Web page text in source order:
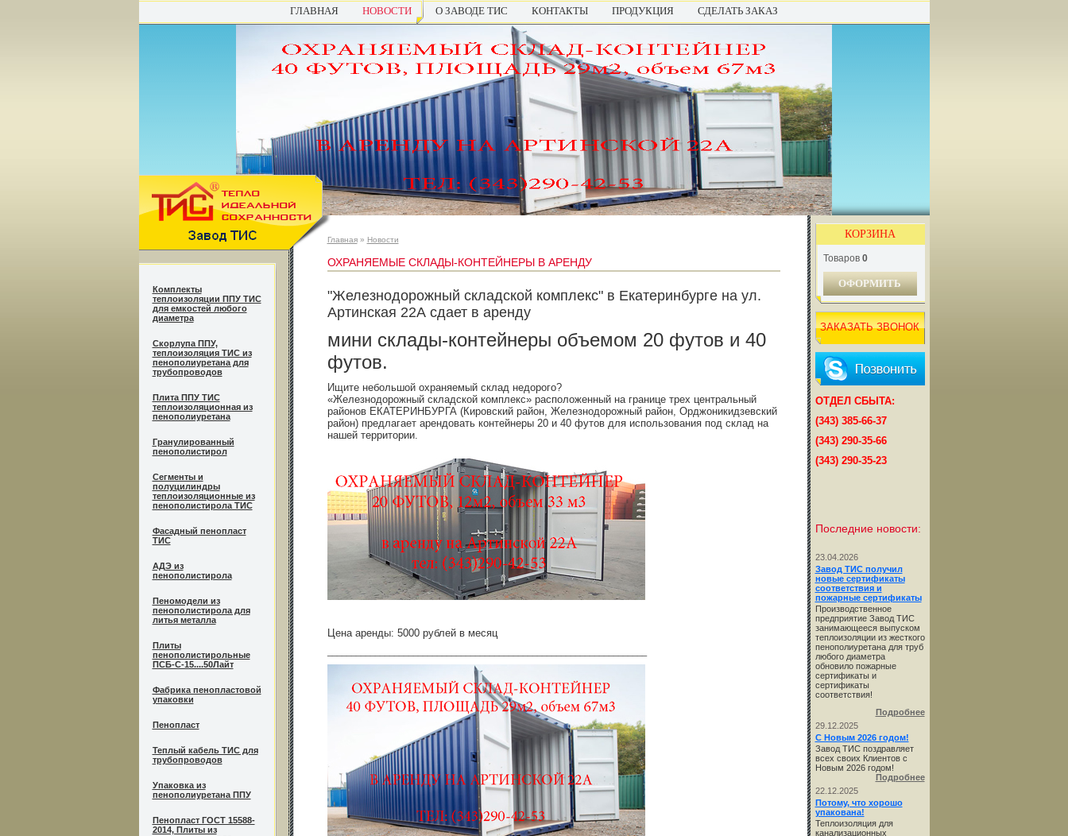
ГЛАВНАЯ НОВОСТИ О ЗАВОДЕ ТИС КОНТАКТЫ ПРОДУКЦИЯ СДЕЛАТЬ ЗАКАЗ
Комплекты
теплоизоляции ППУ ТИС
для емкостей любого
диаметра
Cкорлупа ППУ,
теплоизоляция ТИС из
пенополиуретана для
трубопроводов
Плита ППУ ТИС
теплоизоляционная из
пенополиуретана
Гранулированный
пенополистирол
Сегменты и
полуцилиндры
теплоизоляционные из
пенополистирола ТИС
Фасадный пенопласт
ТИС
АДЭ из
пенополистирола
Пеномодели из
пенополистирола для
литья металла
Плиты
пенополистирольные
ПСБ-С-15....50Лайт
Фабрика пенопластовой
упаковки
Пенопласт
Теплый кабель ТИС для
трубопроводов
Упаковка из
пенополиуретана ППУ
Пенопласт ГОСТ 15588-
2014, Плиты из
Главная» Новости
ОХРАНЯЕМЫЕ СКЛАДЫ-КОНТЕЙНЕРЫ В АРЕНДУ
"Железнодорожный складской комплекс" в Екатеринбурге на ул.
Артинская 22А сдает в аренду
мини склады-контейнеры объемом 20 футов и 40
футов.
Ищите небольшой охраняемый склад недорого?
«Железнодорожный складской комплекс» расположенный на границе трех центральный
районов ЕКАТЕРИНБУРГА (Кировский район, Железнодорожный район, Орджоникидзевский
район) предлагает арендовать контейнеры 20 и 40 футов для использования под склад на
нашей территории.
Цена аренды: 5000 рублей в месяц
КОРЗИНА
Товаров 0
ОФОРМИТЬ
ЗАКАЗАТЬ ЗВОНОК
ОТДЕЛ СБЫТА:
(343) 385-66-37
(343) 290-35-66
(343) 290-35-23
Последние новости:
23.04.2026
Завод ТИС получил
новые сертификаты
соответствия и
пожарные сертификаты
Производственное
предприятие Завод ТИС
занимающееся выпуском
теплоизоляции из жесткого
пенополиуретана для труб
любого диаметра
обновило пожарные
сертификаты и
сертификаты
соответствия!
Подробнее
29.12.2025
С Новым 2026 годом!
Завод ТИС поздравляет
всех своих Клиентов с
Новым 2026 годом!
Подробнее
22.12.2025
Потому, что хорошо
упакована!
Теплоизоляция для
канализационных